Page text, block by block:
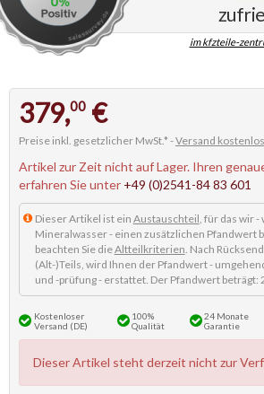
im kfzteile-
379,00 €
Preise inkl. gesetzlicher MwSt.* -Versand
Artikel zur Zeit nicht auf Lager. Ihren
erfahren Sie unter +49 (0)2541-84 83 601
Dieser Artikel ist ein Austauschteil, für das wir -
Mineralwasser - einen zusätzlichen Pfandwert
beachten Sie dieAltteilkriterien. Nach
(Alt-)Teils, wird Ihnen der Pfandwert -
und -prüfung - erstattet. Der Pfandwert beträgt:
Kostenloser
Versand (DE)
100%
Qualität
24 Monate
Garantie
Dieser Artikel steht derzeit nicht zur